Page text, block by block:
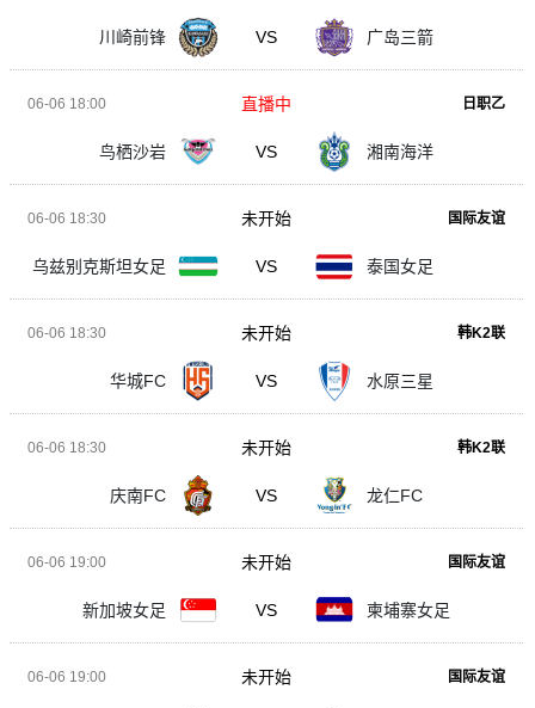
川崎前锋 VS 广岛三箭
06-06 18:00 日职乙
鸟栖沙岩 VS 湘南海洋
直播中
06-06 18:30 国际友谊
乌兹别克斯坦女足 VS 泰国女足
未开始
06-06 18:30 韩K2联
华城FC VS 水原三星
未开始
06-06 18:30 韩K2联
庆南FC VS 龙仁FC
未开始
06-06 19:00 国际友谊
新加坡女足 VS 柬埔寨女足
未开始
06-06 19:00 国际友谊
未开始